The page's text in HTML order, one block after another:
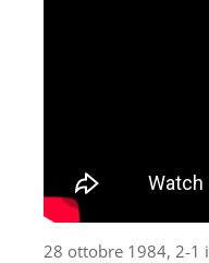
28 ottobre 1984, 2-1